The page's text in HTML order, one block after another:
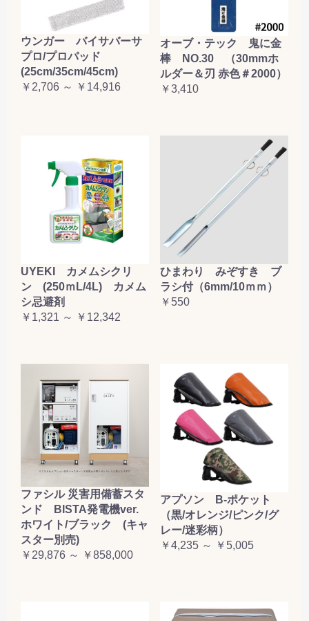
ウンガー バイサバーサ
プロ/プロパッド
(25cm/35cm/45cm)
￥2,706 ～ ￥14,916
オーブ・テック 鬼に金
棒 NO.30 （30mmホ
ルダー＆刃 赤色＃2000）
￥3,410
UYEKI カメムシクリ
ン (250ｍL/4L) カメム
シ忌避剤
￥1,321 ～ ￥12,342
ひまわり みぞすき ブ
ラシ付（6mm/10ｍｍ）
￥550
ファシル 災害用備蓄スタ
ンド BISTA発電機ver.
ホワイト/ブラック (キャ
スター別売)
￥29,876 ～ ￥858,000
アプソン B-ポケット
（黒/オレンジ/ピンク/グ
レー/迷彩柄）
￥4,235 ～ ￥5,005